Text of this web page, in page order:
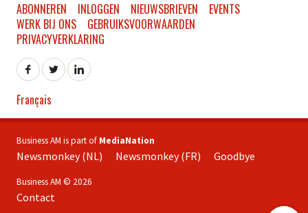
ABONNEREN INLOGGEN NIEUWSBRIEVEN
EVENTS
WERK BIJ ONS
GEBRUIKSVOORWAARDEN
PRIVACYVERKLARING
Français
Business AM is part of MediaNation
Newsmonkey (NL) Newsmonkey (FR) Goodbye
Business AM © 2026
Contact